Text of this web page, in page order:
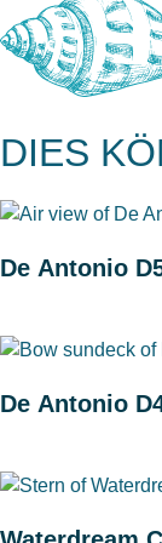
DIES
De Antonio
De Antonio